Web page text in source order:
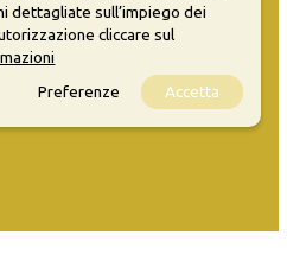
dettagliate sull’impiego dei
cliccare sul
Preferenze
Accetta